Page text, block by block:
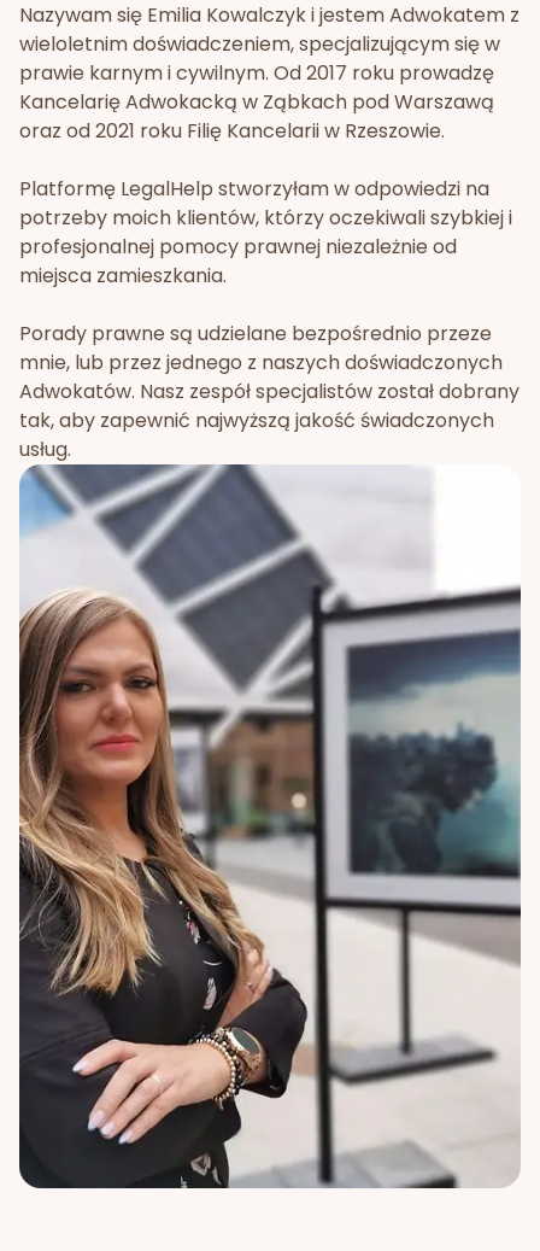
Nazywam się Emilia Kowalczyk i jestem Adwokatem z
wieloletnim doświadczeniem, specjalizującym się w
prawie karnym i cywilnym. Od 2017 roku prowadzę
Kancelarię Adwokacką w Ząbkach pod Warszawą
oraz od 2021 roku Filię Kancelarii w Rzeszowie.
Platformę LegalHelp stworzyłam w odpowiedzi na
potrzeby moich klientów, którzy oczekiwali szybkiej i
profesjonalnej pomocy prawnej niezależnie od
miejsca zamieszkania.
Porady prawne są udzielane bezpośrednio przeze
mnie, lub przez jednego z naszych doświadczonych
Adwokatów. Nasz zespół specjalistów został dobrany
tak, aby zapewnić najwyższą jakość świadczonych
usług.